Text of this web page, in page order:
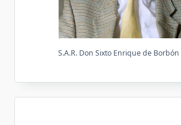
S.A.R. Don Sixto Enrique de Borbón